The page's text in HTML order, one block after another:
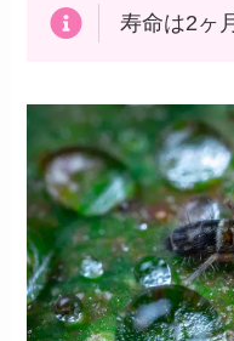
寿命は2ヶ